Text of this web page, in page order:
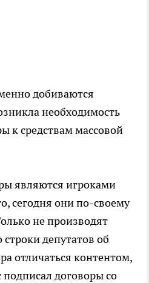
добиваются
необходимость
к средствам массовой
являются игроками
сегодня они по-своему
не производят
депутатов об
отличаться контентом,
договоры со